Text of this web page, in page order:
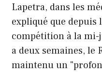
Lapetra, dans les
expliqué que depuis
compétition à la mi-
a deux semaines, le
maintenu un